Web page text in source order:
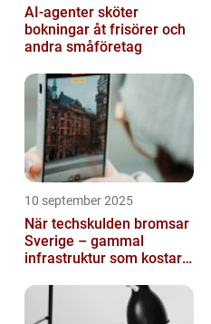
AI-agenter sköter
bokningar åt frisörer och
andra småföretag
10 september 2025
När techskulden bromsar
Sverige – gammal
infrastruktur som kostar